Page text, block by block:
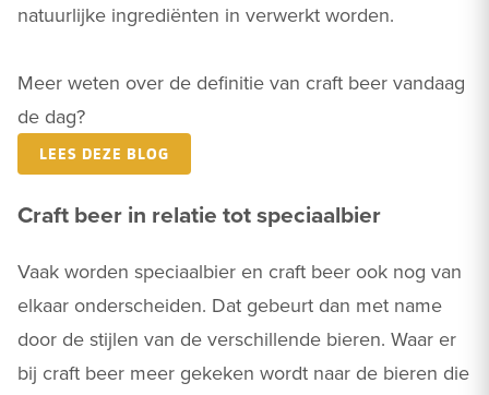
natuurlijke ingrediënten in verwerkt worden.
Meer weten over de definitie van craft beer vandaag
de dag?
LEES DEZE BLOG
Craft beer in relatie tot speciaalbier
Vaak worden speciaalbier en craft beer ook nog van
elkaar onderscheiden. Dat gebeurt dan met name
door de stijlen van de verschillende bieren. Waar er
bij craft beer meer gekeken wordt naar de bieren die